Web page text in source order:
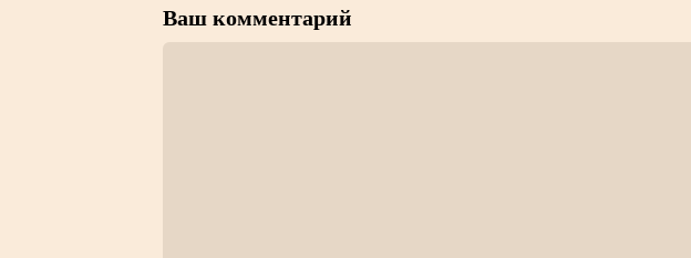
Ваш комментарий